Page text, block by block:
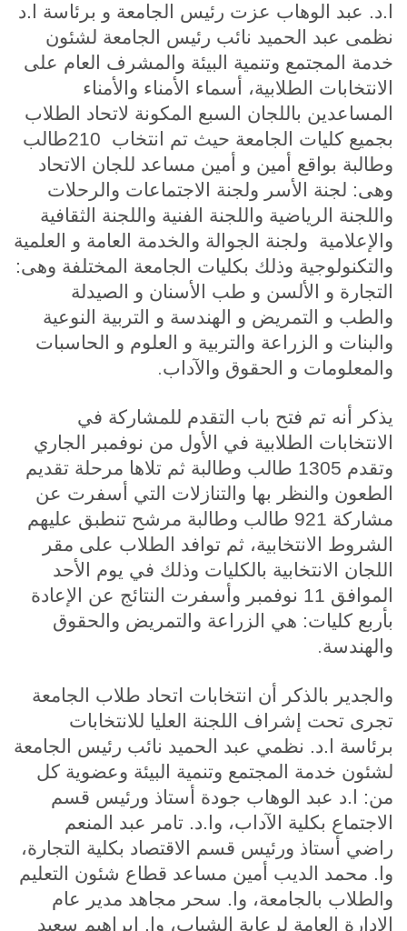
سجل الان
ا.د. عبد الوهاب عزت رئيس الجامعة و برئاسة ا.د
نظمى عبد الحميد نائب رئيس الجامعة لشئون
خدمة المجتمع وتنمية البيئة والمشرف العام على
الانتخابات الطلابية، أسماء الأمناء والأمناء
المساعدين باللجان السبع المكونة لاتحاد الطلاب
بجميع كليات الجامعة حيث تم انتخاب 210طالب
وطالبة بواقع أمين و أمين مساعد للجان الاتحاد
وهى: لجنة الأسر ولجنة الاجتماعات والرحلات
واللجنة الرياضية واللجنة الفنية واللجنة الثقافية
والإعلامية ولجنة الجوالة والخدمة العامة و العلمية
والتكنولوجية وذلك بكليات الجامعة المختلفة وهى:
التجارة و الألسن و طب الأسنان و الصيدلة
والطب و التمريض و الهندسة و التربية النوعية
والبنات و الزراعة والتربية و العلوم و الحاسبات
والمعلومات و الحقوق والآداب.
يذكر أنه تم فتح باب التقدم للمشاركة في
الانتخابات الطلابية في الأول من نوفمبر الجاري
وتقدم 1305 طالب وطالبة ثم تلاها مرحلة تقديم
الطعون والنظر بها والتنازلات التي أسفرت عن
مشاركة 921 طالب وطالبة مرشح تنطبق عليهم
الشروط الانتخابية، ثم توافد الطلاب على مقر
اللجان الانتخابية بالكليات وذلك في يوم الأحد
الموافق 11 نوفمبر وأسفرت النتائج عن الإعادة
بأربع كليات: هي الزراعة والتمريض والحقوق
والهندسة.
والجدير بالذكر أن انتخابات اتحاد طلاب الجامعة
تجرى تحت إشراف اللجنة العليا للانتخابات
برئاسة ا.د. نظمي عبد الحميد نائب رئيس الجامعة
لشئون خدمة المجتمع وتنمية البيئة وعضوية كل
من: ا.د عبد الوهاب جودة أستاذ ورئيس قسم
الاجتماع بكلية الآداب، وا.د. تامر عبد المنعم
راضي أستاذ ورئيس قسم الاقتصاد بكلية التجارة،
وا. محمد الديب أمين مساعد قطاع شئون التعليم
والطلاب بالجامعة، وا. سحر مجاهد مدير عام
الإدارة العامة لرعاية الشباب، وا. إبراهيم سعيد